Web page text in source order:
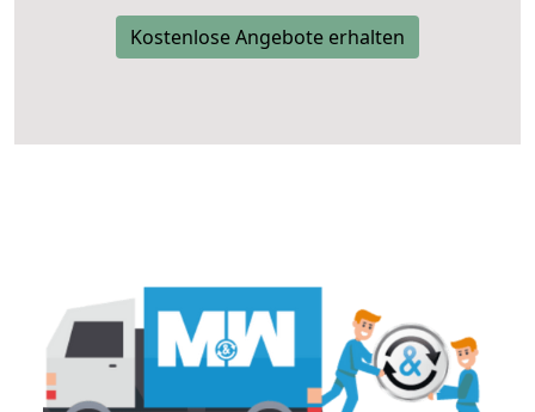
Kostenlose Angebote erhalten